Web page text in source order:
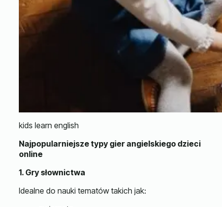
kids learn english
Najpopularniejsze typy gier angielskiego dzieci
online
1. Gry słownictwa
Idealne do nauki tematów takich jak: